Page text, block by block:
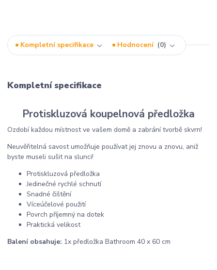
Kompletní specifikace Hodnocení 0
Kompletní specifikace
Protiskluzová koupelnová předložka
Ozdobí každou místnost ve vašem domě a zabrání tvorbě skvrn!
Neuvěřitelná savost umožňuje používat jej znovu a znovu, aniž
byste museli sušit na slunci!
Protiskluzová předložka
Jedinečné rychlé schnutí
Snadné čištění
Víceúčelové použití
Povrch příjemný na dotek
Praktická velikost
Balení obsahuje: 1x předložka Bathroom 40 x 60 cm